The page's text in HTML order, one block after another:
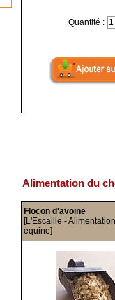
Quantité :
Alimentation du
Flocon d'avoine
[L'Escaille - Alimentation
équine]